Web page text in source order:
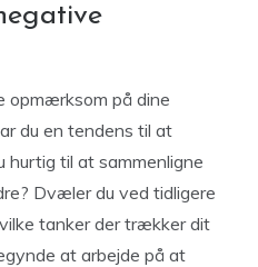
opmærksom på dine
du en tendens til at
hurtig til at sammenligne
Dvæler du ved tidligere
tanker der trækker dit
at arbejde på at